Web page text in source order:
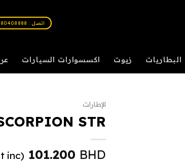
اتصل : 80408888
البطاريات زيوت اكسسوارات السيارات
الإطارات
STR
101.200 BHD
(Vat inc.)